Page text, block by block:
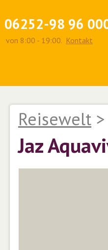
06252-98 96
von 8:00 - 19:00. Kontakt
Reisewelt >
Jaz